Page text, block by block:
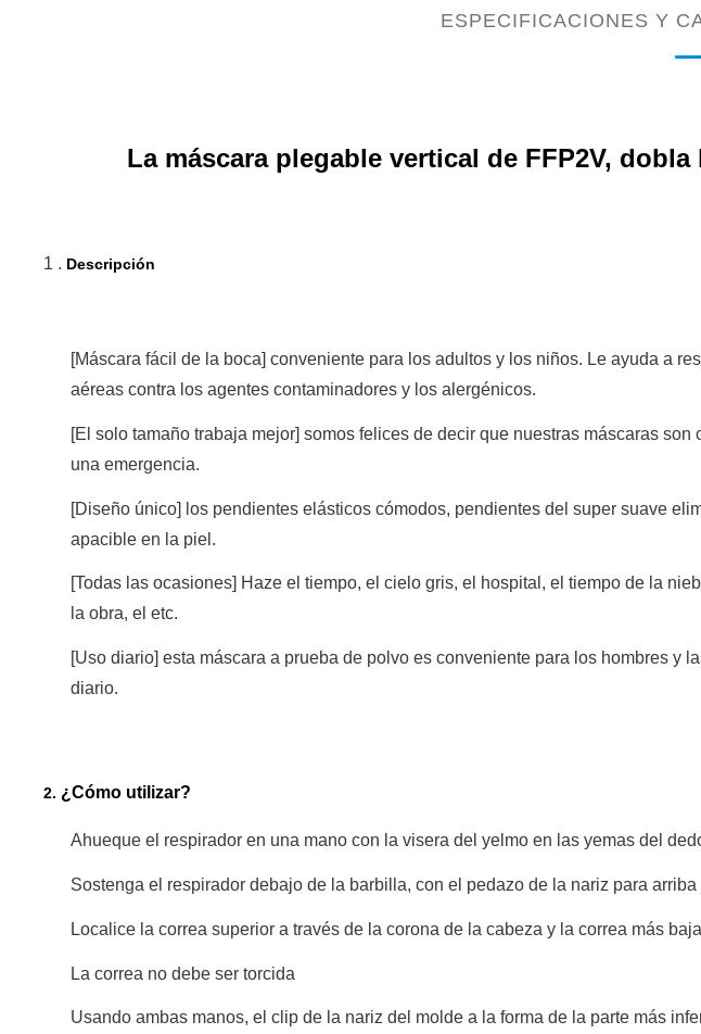
ESPECIFICACIONES Y
La máscara plegable vertical de FFP2V,
1 . Descripción
[Máscara fácil de la boca] conveniente para los adultos y los niños. Le ayuda a
aéreas contra los agentes contaminadores y los alergénicos.
[El solo tamaño trabaja mejor] somos felices de decir que nuestras máscaras
una emergencia.
[Diseño único] los pendientes elásticos cómodos, pendientes del super suave
apacible en la piel.
[Todas las ocasiones] Haze el tiempo, el cielo gris, el hospital, el tiempo de la
la obra, el etc.
[Uso diario] esta máscara a prueba de polvo es conveniente para los hombres y
diario.
2. ¿Cómo utilizar?
Ahueque el respirador en una mano con la visera del yelmo en las yemas del
Sostenga el respirador debajo de la barbilla, con el pedazo de la nariz para arriba
Localice la correa superior a través de la corona de la cabeza y la correa más
La correa no debe ser torcida
Usando ambas manos, el clip de la nariz del molde a la forma de la parte más